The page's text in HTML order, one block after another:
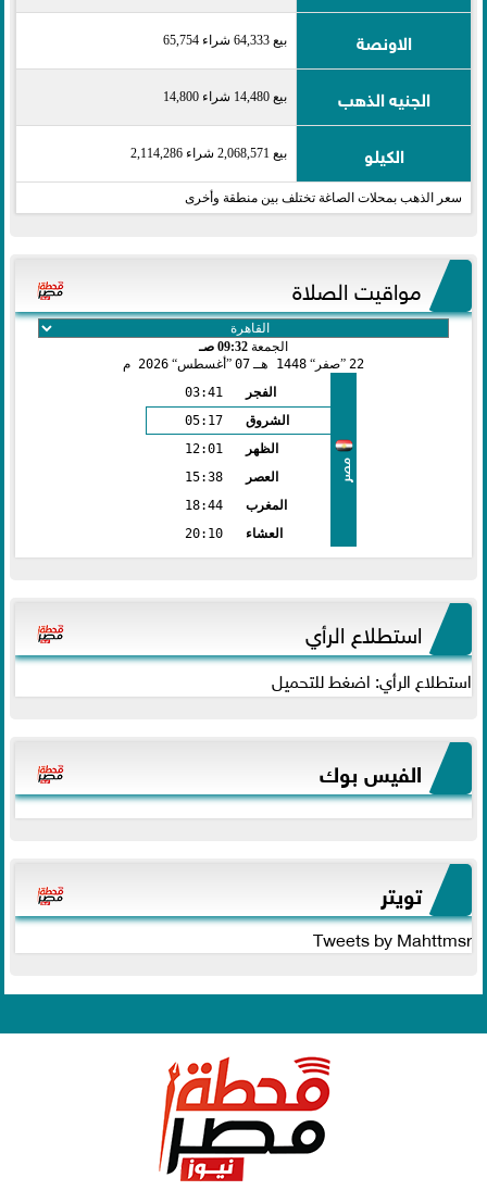
الاونصة بيع 64,333 شراء 65,754
الجنيه الذهب بيع 14,480 شراء 14,800
الكيلو بيع 2,068,571 شراء 2,114,286
سعر الذهب بمحلات الصاغة تختلف بين منطقة وأخرى
مواقيت الصلاة
الجمعة 09:32 صـ
22 صفر 1448 هـ 07 أغسطس 2026 م
مصر
الفجر
03:41
الشروق
05:17
الظهر
12:01
العصر
15:38
المغرب
18:44
العشاء
20:10
استطلاع الرأي
استطلاع الرأي: اضغط للتحميل
الفيس بوك
تويتر
Tweets by Mahttmsr